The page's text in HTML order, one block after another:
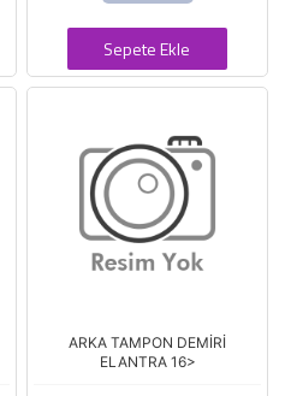
Sepete Ekle
ARKA TAMPON DEMİRİ
ELANTRA 16>